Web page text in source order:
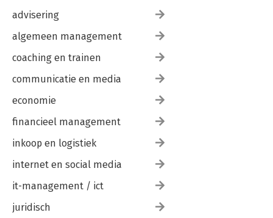
advisering
algemeen management
coaching en trainen
communicatie en media
economie
financieel management
inkoop en logistiek
internet en social media
it-management / ict
juridisch